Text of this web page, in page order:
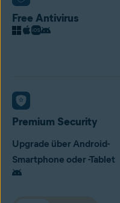
Free Antivirus
Premium Security
Upgrade über Android-
Smartphone oder -Tablet